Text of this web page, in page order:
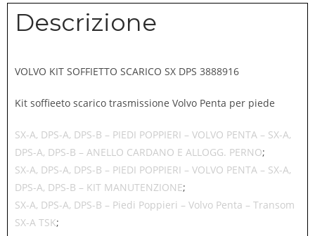
Descrizione
VOLVO KIT SOFFIETTO SCARICO SX DPS 3888916
Kit soffieeto scarico trasmissione Volvo Penta per piede
SX-A, DPS-A, DPS-B – PIEDI POPPIERI – VOLVO PENTA – SX-A,
DPS-A, DPS-B – ANELLO CARDANO E ALLOGG. PERNO;
SX-A, DPS-A, DPS-B – PIEDI POPPIERI – VOLVO PENTA – SX-A,
DPS-A, DPS-B – KIT MANUTENZIONE;
SX-A, DPS-A, DPS-B – Piedi Poppieri – Volvo Penta – Transom
SX-A TSK;